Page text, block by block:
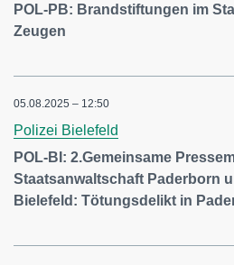
POL-PB: Brandstiftungen im
Zeugen
05.08.2025 – 12:50
Polizei Bielefeld
POL-BI: 2.Gemeinsame
Staatsanwaltschaft Paderborn
Bielefeld: Tötungsdelikt in